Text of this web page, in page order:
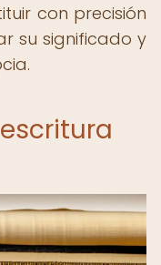
con precisión
su significado y